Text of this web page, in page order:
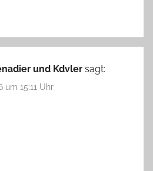
und Kdvler sagt:
um 15:11 Uhr